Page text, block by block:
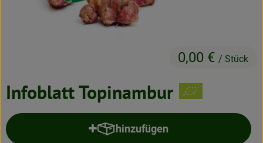
Obst & Gemüse
Getränke
Infoblatt Topinambur
0,00 € / Stück
hinzufügen
Produkt zum Warenkorb